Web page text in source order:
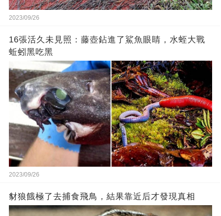
2023/09/26
16張活久未見照：藤壺鉆進了鯊魚眼睛，水蛭大戰
蚯蚓黑吃黑
2023/09/26
豺狼餓極了去捕食飛鳥，結果靠近后才發現真相